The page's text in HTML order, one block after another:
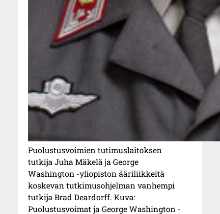
Puolustusvoimien tutimuslaitoksen
tutkija Juha Mäkelä ja George
Washington -yliopiston ääriliikkeitä
koskevan tutkimusohjelman vanhempi
tutkija Brad Deardorff. Kuva:
Puolustusvoimat ja George Washington -